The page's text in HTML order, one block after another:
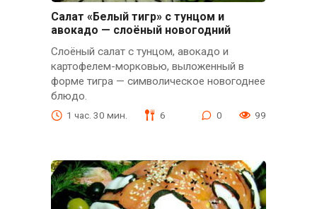
Салат «Белый тигр» с тунцом и
авокадо — слоёный новогодний
Слоёный салат с тунцом, авокадо и
картофелем-морковью, выложенный в
форме тигра — символическое новогоднее
блюдо.
1 час. 30 мин. 6 0 99